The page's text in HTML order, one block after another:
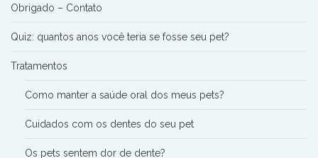
Obrigado – Contato
Quiz: quantos anos você teria se fosse seu pet?
Tratamentos
Como manter a saúde oral dos meus pets?
Cuidados com os dentes do seu pet
Os pets sentem dor de dente?